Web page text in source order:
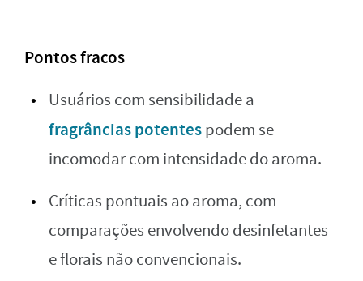
Pontos fracos
Usuários com sensibilidade a
fragrâncias potentespodem se
incomodar com intensidade do aroma.
Críticas pontuais ao aroma, com
comparações envolvendo desinfetantes
e florais não convencionais.